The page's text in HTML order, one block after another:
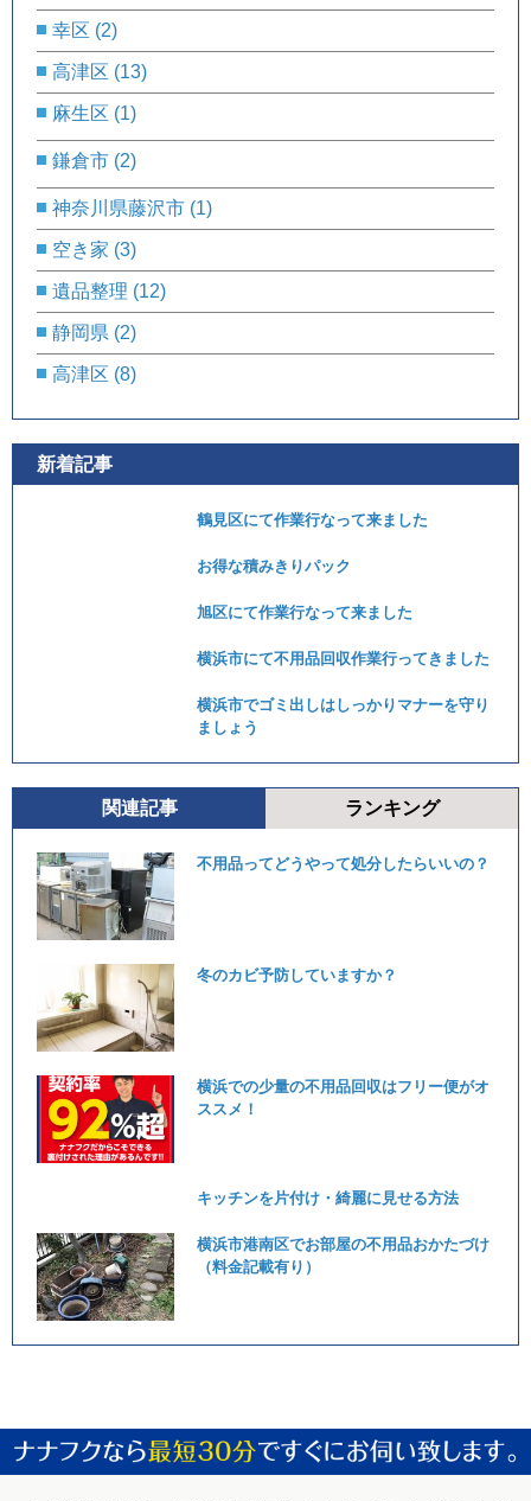
幸区 (2)
高津区 (13)
麻生区 (1)
鎌倉市 (2)
神奈川県藤沢市 (1)
空き家 (3)
遺品整理 (12)
静岡県 (2)
高津区 (8)
新着記事
鶴見区にて作業行なって来ました
お得な積みきりパック
旭区にて作業行なって来ました
横浜市にて不用品回収作業行ってきました
横浜市でゴミ出しはしっかりマナーを守り
ましょう
関連記事 ランキング
不用品ってどうやって処分したらいいの？
冬のカビ予防していますか？
横浜での少量の不用品回収はフリー便がオ
ススメ！
キッチンを片付け・綺麗に見せる方法
横浜市港南区でお部屋の不用品おかたづけ
（料金記載有り）